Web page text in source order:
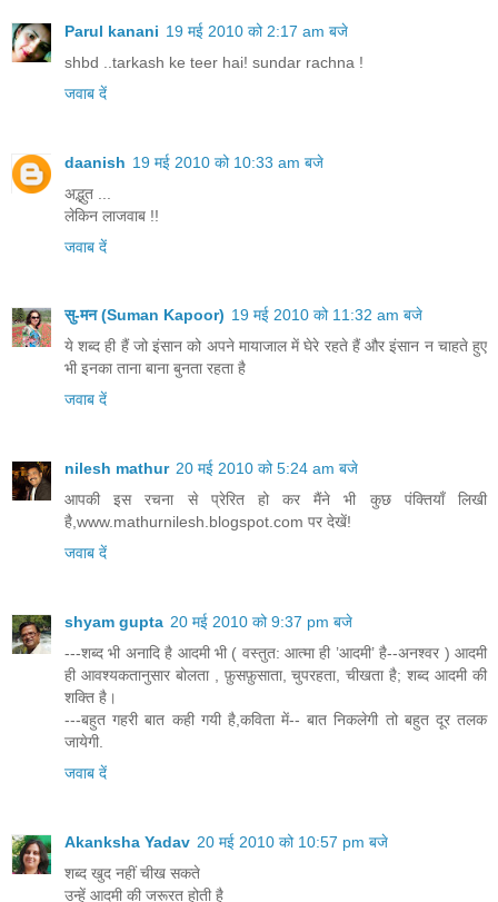
Parul kanani 19 मई 2010 को 2:17 am बजे
shbd ..tarkash ke teer hai! sundar rachna !
जवाब दें
daanish 19 मई 2010 को 10:33 am बजे
अद्भुत ...
लेकिन लाजवाब !!
जवाब दें
सु-मन (Suman Kapoor) 19 मई 2010 को 11:32 am बजे
ये शब्द ही हैं जो इंसान को अपने मायाजाल में घेरे रहते हैं और इंसान न चाहते हुए
भी इनका ताना बाना बुनता रहता है
जवाब दें
nilesh mathur 20 मई 2010 को 5:24 am बजे
आपकी इस रचना से प्रेरित हो कर मैंने भी कुछ पंक्तियाँ लिखी
है,www.mathurnilesh.blogspot.com पर देखें!
जवाब दें
shyam gupta 20 मई 2010 को 9:37 pm बजे
---शब्द भी अनादि है आदमी भी ( वस्तुत: आत्मा ही ’आदमी’ है--अनश्वर ) आदमी
ही आवश्यकतानुसार बोलता , फ़ुसफ़ुसाता, चुपरहता, चीखता है; शब्द आदमी की
शक्ति है।
---बहुत गहरी बात कही गयी है,कविता में-- बात निकलेगी तो बहुत दूर तलक
जायेगी.
जवाब दें
Akanksha Yadav 20 मई 2010 को 10:57 pm बजे
शब्द खुद नहीं चीख सकते
उन्हें आदमी की जरूरत होती है